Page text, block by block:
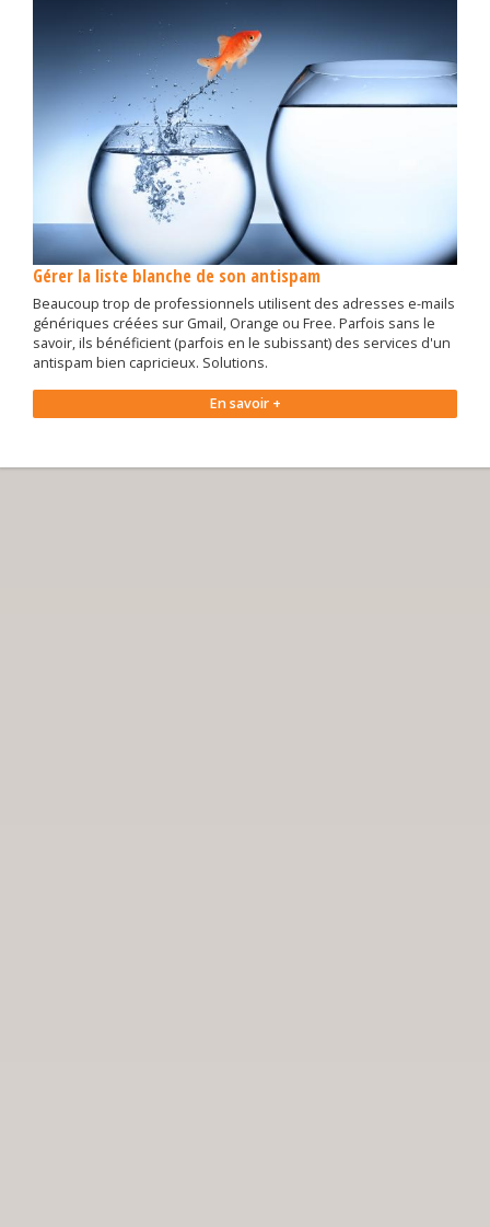
Gérer la liste blanche de son antispam
Beaucoup trop de professionnels utilisent des adresses e-mails
génériques créées sur Gmail, Orange ou Free. Parfois sans le
savoir, ils bénéficient (parfois en le subissant) des services d'un
antispam bien capricieux. Solutions.
En savoir +